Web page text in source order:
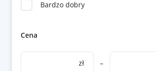
Bardzo dobry
Cena
zł –